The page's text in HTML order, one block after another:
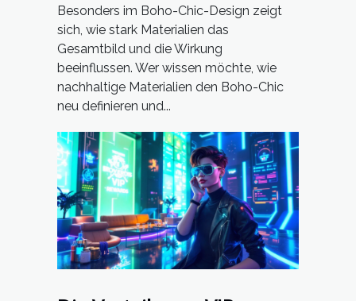
Besonders im Boho-Chic-Design zeigt
sich, wie stark Materialien das
Gesamtbild und die Wirkung
beeinflussen. Wer wissen möchte, wie
nachhaltige Materialien den Boho-Chic
neu definieren und...